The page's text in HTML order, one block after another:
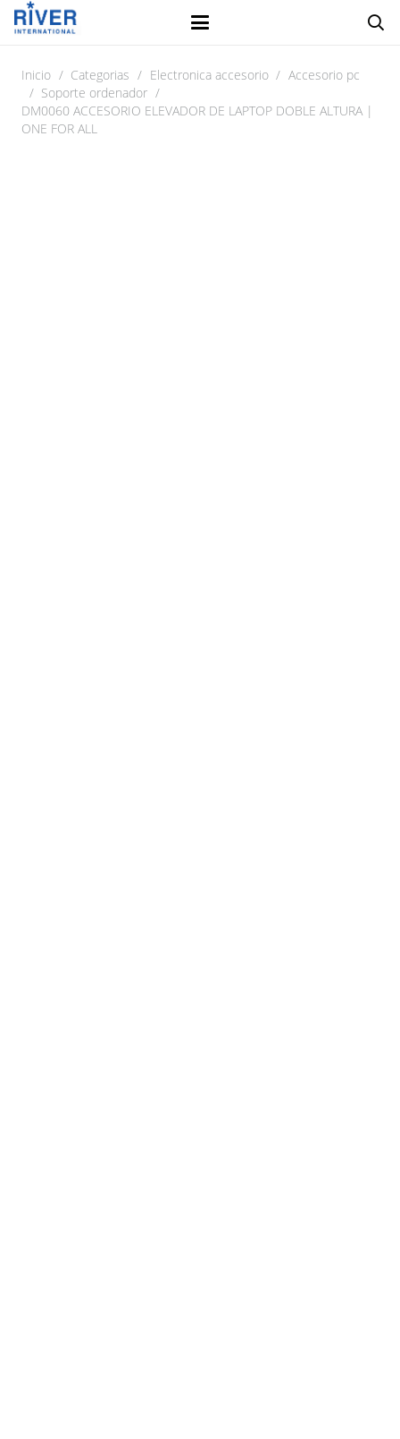
Inicio / Categorias / Electronica accesorio / Accesorio pc
/ Soporte ordenador /
DM0060 ACCESORIO ELEVADOR DE LAPTOP DOBLE ALTURA |
ONE FOR ALL